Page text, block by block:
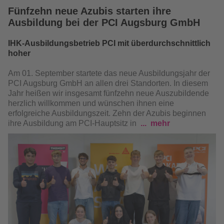
Fünfzehn neue Azubis starten ihre
Ausbildung bei der PCI Augsburg GmbH
IHK-Ausbildungsbetrieb PCI mit überdurchschnittlich
hoher
Am 01. September startete das neue Ausbildungsjahr der
PCI Augsburg GmbH an allen drei Standorten. In diesem
Jahr heißen wir insgesamt fünfzehn neue Auszubildende
herzlich willkommen und wünschen ihnen eine
erfolgreiche Ausbildungszeit. Zehn der Azubis beginnen
ihre Ausbildung am PCI-Hauptsitz in
mehr